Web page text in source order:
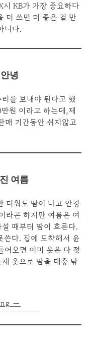
KB가 가장 중요하다
더 쓰면 더 좋은 걸 만
니다.
녕
를 보내야 된다고 했
원 이라고 하는데,제
매 기간동안 쉬지않고
여름
더워도 땀이 나고 안경
라곤 하지만 여름은 여
때부터 땀이 흐른다.
쓴다. 집에 도착해서 윤
어오면 이미 옷은 다 젖
옷으로 땀을 대충 닦
→